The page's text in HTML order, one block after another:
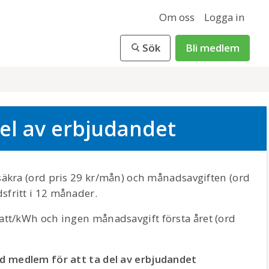
Om oss Logga in
Sök Bli medlem
av erbjudandet
(ord pris 29 kr/mån) och månadsavgiften (ord
i 12 månader.
kWh och ingen månadsavgift första året (ord
medlem för att ta del av erbjudandet